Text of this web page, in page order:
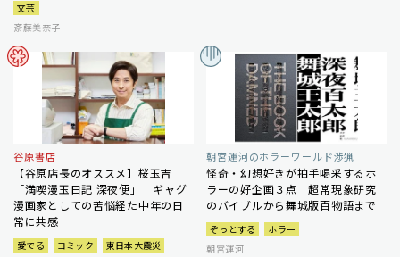
文芸
斎藤美奈子
谷原書店
【谷原店長のオススメ】桜玉吉
「満喫漫玉日記 深夜便」 ギャグ
漫画家としての苦悩経た中年の日
常に共感
愛でる コミック
東日本大震災
朝宮運河のホラーワールド渉猟
怪奇・幻想好きが拍手喝采するホ
ラーの好企画３点 超常現象研究
のバイブルから舞城版百物語まで
ぞっとする
ホラー
朝宮運河